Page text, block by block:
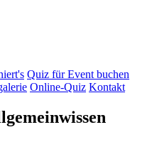
Quiz für Event buchen
Online-Quiz Kontakt